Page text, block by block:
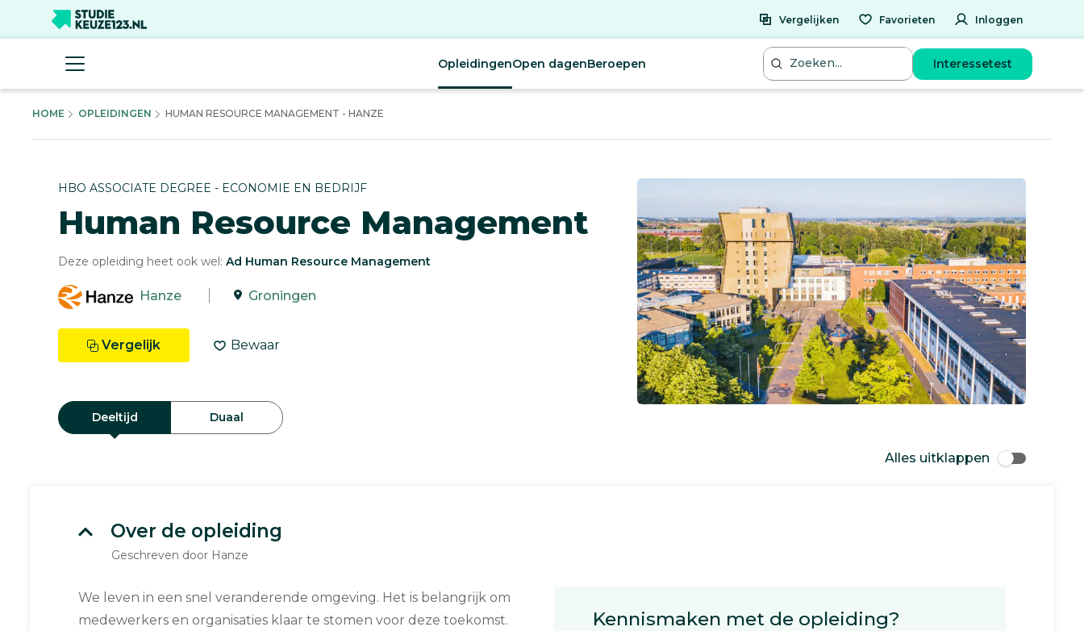
Vergelijken Favorieten Inloggen
OpleidingenOpen dagenBeroepen Interessetest
HOME OPLEIDINGEN HUMAN RESOURCE MANAGEMENT - HANZE
HBO ASSOCIATE DEGREE - ECONOMIE EN BEDRIJF
Human Resource Management
Deze opleiding heet ook wel: Ad Human Resource Management
Hanze Groningen
Vergelijk Bewaar
Deeltijd Duaal
Alles uitklappen
Over de opleiding
Geschreven door Hanze
We leven in een snel veranderende omgeving. Het is belangrijk om
medewerkers en organisaties klaar te stomen voor deze toekomst.
Kennismaken met de opleiding?